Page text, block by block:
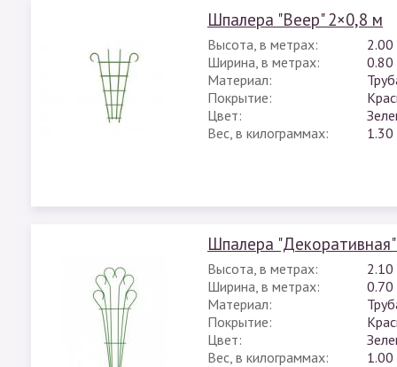
Шпалера "Веер" 2×0,8 м
Высота, в метрах:
2.00
Ширина, в метрах:
0.80
Материал:
Покрытие:
Цвет:
Вес, в килограммах:
1.30
Шпалера
Высота, в метрах:
2.10
Ширина, в метрах:
0.70
Материал:
Покрытие:
Цвет:
Вес, в килограммах:
1.00